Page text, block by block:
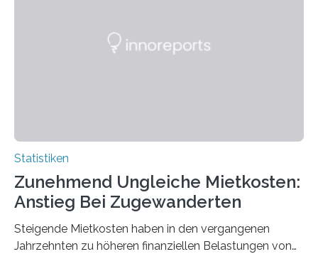
Statistiken
Zunehmend Ungleiche Mietkosten:
Anstieg Bei Zugewanderten
Steigende Mietkosten haben in den vergangenen
Jahrzehnten zu höheren finanziellen Belastungen von